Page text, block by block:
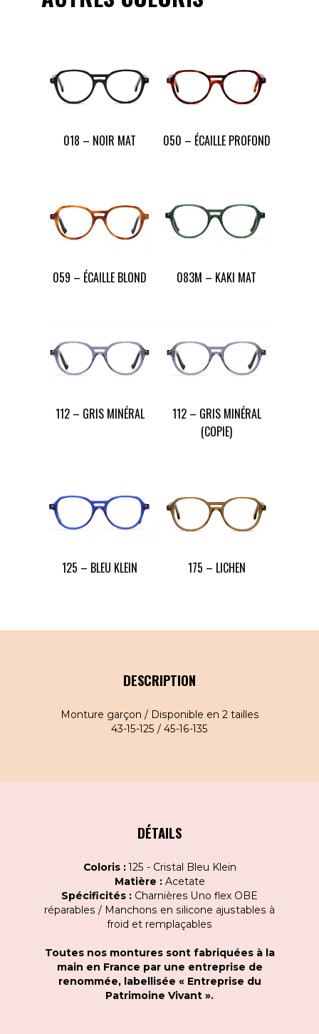
018 – NOIR MAT 050 – ÉCAILLE PROFOND
059 – ÉCAILLE BLOND 083M – KAKI MAT
112 – GRIS MINÉRAL
112 – GRIS MINÉRAL
(COPIE)
125 – BLEU KLEIN 175 – LICHEN
DESCRIPTION
Monture garçon / Disponible en 2 tailles
43-15-125 / 45-16-135
DÉTAILS
Coloris :125 - Cristal Bleu Klein
Matière : Acetate
Spécificités : Charnières Uno flex OBE
réparables / Manchons en silicone ajustables à
froid et remplaçables
Toutes nos montures sont fabriquées à la
main en France par une entreprise de
renommée, labellisée « Entreprise du
Patrimoine Vivant ».